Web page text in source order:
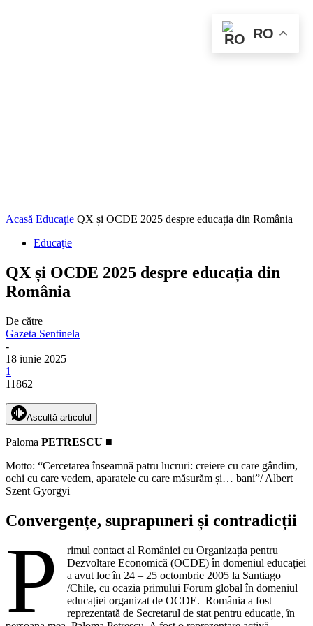
Acasă Educaţie QX și OCDE 2025 despre educația din România
Educaţie
QX și OCDE 2025 despre educația din
România
De către
Gazeta Sentinela
-
18 iunie 2025
1
11862
Ascultă articolul
Paloma PETRESCU ■
Motto: “Cercetarea înseamnă patru lucruri: creiere cu care gândim,
ochi cu care vedem, aparatele cu care măsurăm și… bani”/ Albert
Szent Gyorgyi
Convergențe, suprapuneri și contradicții
P
rimul contact al României cu Organizația pentru
Dezvoltare Economică (OCDE) în domeniul educației
a avut loc în 24 – 25 octombrie 2005 la Santiago
/Chile, cu ocazia primului Forum global în domeniul
educației organizat de OCDE. România a fost
reprezentată de Secretarul de stat pentru educație, în
RO